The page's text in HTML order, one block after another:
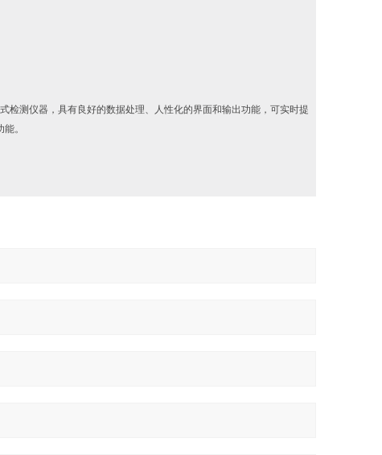
检测仪器，具有良好的数据处理、人性化的界面和输出功能，可实时提
。